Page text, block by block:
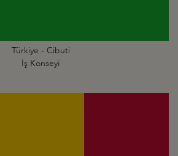
Türkiye - Cibuti
İş Konseyi